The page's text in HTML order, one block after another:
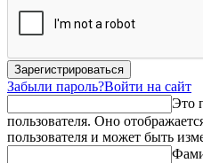
Зарегистрироваться
Забыли пароль?Войти на сайт
Это
пользователя. Оно
пользователя и может быть